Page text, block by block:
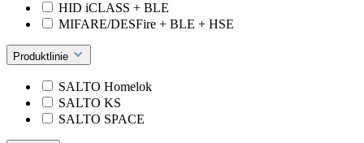
HID iCLASS + BLE
MIFARE/DESFire + BLE + HSE
Produktlinie
SALTO Homelok
SALTO KS
SALTO SPACE